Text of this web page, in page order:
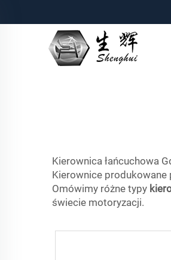
Kierownica łańcuchowa
Kierownice produkowane
Omówimy różne typy
świecie motoryzacji.